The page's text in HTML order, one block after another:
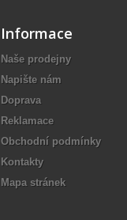
Informace
Naše prodejny
Napište nám
Doprava
Reklamace
Obchodní podmínky
Kontakty
Mapa stránek